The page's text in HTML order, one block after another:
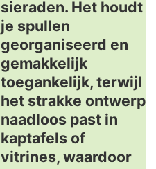
sieraden. Het houdt
je spullen
georganiseerd en
gemakkelijk
toegankelijk, terwijl
het strakke ontwerp
naadloos past in
kaptafels of
vitrines, waardoor